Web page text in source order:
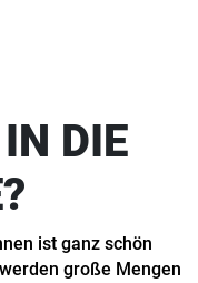
DIE
ist ganz schön
große Mengen